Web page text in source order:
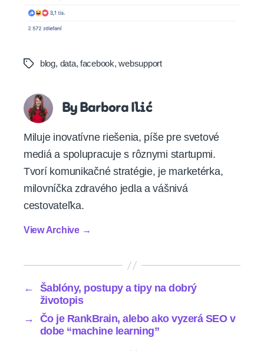
Tags blog, data, facebook,websupport
By Barbora Ilić
Miluje inovatívne riešenia, píše pre svetové
mediá a spolupracuje s rôznymi startupmi.
Tvorí komunikačné stratégie, je marketérka,
milovníčka zdravého jedla a vášnivá
cestovateľka.
View Archive →
←
Šablóny, postupy a tipy na dobrý
životopis
→
Čo je RankBrain, alebo ako vyzerá SEO v
dobe “machine learning”